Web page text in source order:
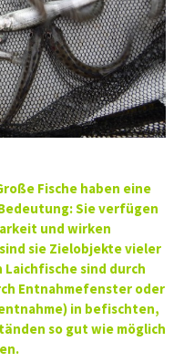
Fische haben eine
Sie verfügen
und wirken
sie Zielobjekte vieler
sind durch
Entnahmefenster oder
in befischten,
so gut wie möglich